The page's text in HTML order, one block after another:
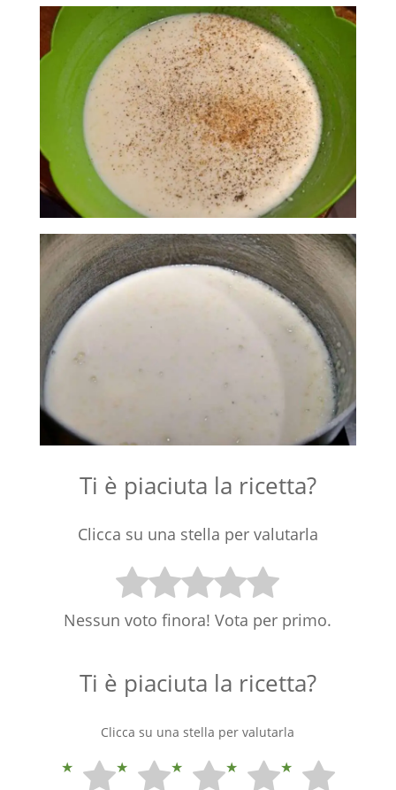
Ti è piaciuta la ricetta?
Clicca su una stella per valutarla
Nessun voto finora! Vota per primo.
Ti è piaciuta la ricetta?
Clicca su una stella per valutarla